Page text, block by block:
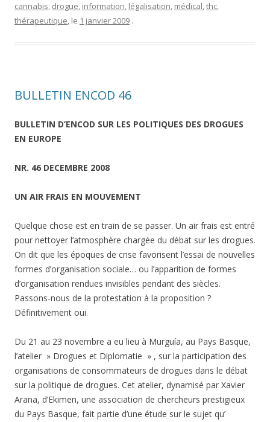
cannabis, drogue, information, légalisation, médical,thc,
thérapeutique, le 1 janvier 2009 .
BULLETIN ENCOD 46
BULLETIN D’ENCOD SUR LES POLITIQUES DES DROGUES
EN EUROPE
NR. 46 DECEMBRE 2008
UN AIR FRAIS EN MOUVEMENT
Quelque chose est en train de se passer. Un air frais est entré
pour nettoyer l’atmosphère chargée du débat sur les drogues.
On dit que les époques de crise favorisent l’essai de nouvelles
formes d’organisation sociale… ou l’apparition de formes
d’organisation rendues invisibles pendant des siècles.
Passons-nous de la protestation à la proposition ?
Définitivement oui.
Du 21 au 23 novembre a eu lieu à Murguía, au Pays Basque,
l’atelier » Drogues et Diplomatie » , sur la participation des
organisations de consommateurs de drogues dans le débat
sur la politique de drogues. Cet atelier, dynamisé par Xavier
Arana, d’Ekimen, une association de chercheurs prestigieux
du Pays Basque, fait partie d’une étude sur le sujet qu’